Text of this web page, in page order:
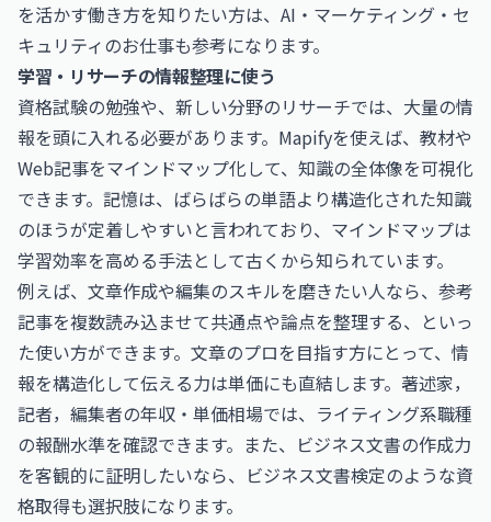
を活かす働き方を知りたい方は、 AI・マーケティング・セ
キュリティのお仕事も参考になります。
学習・リサーチの情報整理に使う
資格試験の勉強や、新しい分野のリサーチでは、大量の情
報を頭に入れる必要があります。Mapifyを使えば、教材や
Web記事をマインドマップ化して、知識の全体像を可視化
できます。記憶は、ばらばらの単語より構造化された知識
のほうが定着しやすいと言われており、マインドマップは
学習効率を高める手法として古くから知られています。
例えば、文章作成や編集のスキルを磨きたい人なら、参考
記事を複数読み込ませて共通点や論点を整理する、といっ
た使い方ができます。文章のプロを目指す方にとって、情
報を構造化して伝える力は単価にも直結します。 著述家，
記者，編集者の年収・単価相場では、ライティング系職種
の報酬水準を確認できます。また、ビジネス文書の作成力
を客観的に証明したいなら、 ビジネス文書検定のような資
格取得も選択肢になります。